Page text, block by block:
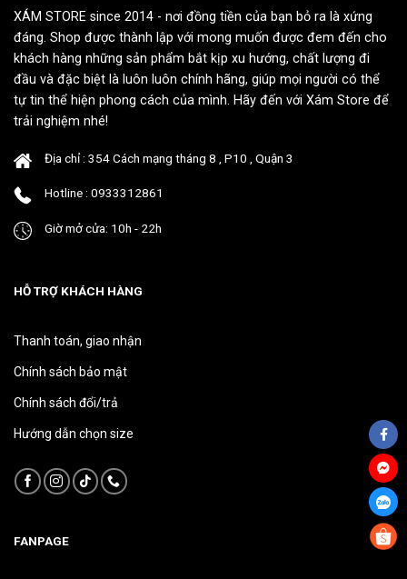
tùy
có
thể
được
chọn
trên
sản
tùy
chọn
có
thể
được
chọn
sản
XÁM STORE since 2014 - nơi đồng tiền của bạn bỏ ra là xứng
đáng. Shop được thành lập với mong muốn được đem đến cho
khách hàng những sản phẩm bắt kịp xu hướng, chất lượng đi
đầu và đặc biệt là luôn luôn chính hãng, giúp mọi người có thể
tự tin thể hiện phong cách của mình. Hãy đến với Xám Store để
trải nghiệm nhé!
Địa chỉ : 354 Cách mạng tháng 8 , P10 , Quận 3
Hotline : 0933312861
Giờ mở cửa: 10h - 22h
HỖ TRỢ KHÁCH HÀNG
Thanh toán, giao nhận
Chính sách bảo mật
Chính sách đổi/trả
Hướng dẫn chọn size
FANPAGE